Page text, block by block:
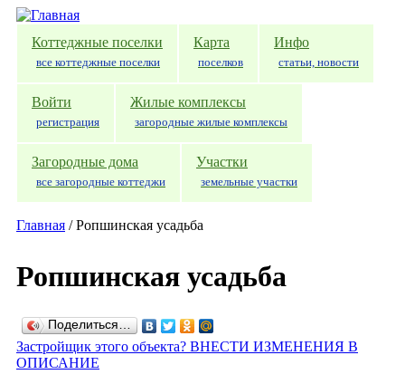
Перейти к основному содержанию
Коттеджные поселки
все коттеджные поселки
Карта
поселков
Инфо
статьи, новости
Войти
регистрация
Жилые комплексы
загородные жилые комплексы
Загородные дома
все загородные коттеджи
Участки
земельные участки
Главная /Ропшинская усадьба
Ропшинская усадьба
Поделиться…
Застройщик этого объекта? ВНЕСТИ ИЗМЕНЕНИЯ В
ОПИСАНИЕ